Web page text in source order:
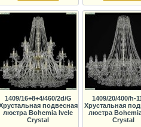
1409/16+8+4/460/2d/G
подвесная
люстра Bohemia Ivele
Crystal
1409/20/400/h-
Хрустальная
люстра
Crystal